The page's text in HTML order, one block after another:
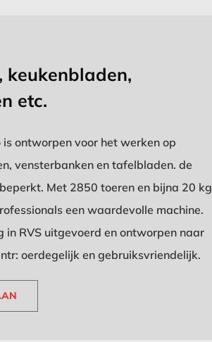
keukenbladen,
etc.
ontworpen voor het werken op
vensterbanken en tafelbladen. de
Met 2850 toeren en bijna 20 kg
een waardevolle machine.
in RVS uitgevoerd en ontworpen naar
oerdegelijk en gebruiksvriendelijk.